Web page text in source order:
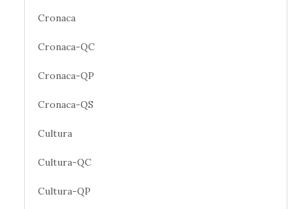
Cronaca
Cronaca-QC
Cronaca-QP
Cronaca-QS
Cultura
Cultura-QC
Cultura-QP